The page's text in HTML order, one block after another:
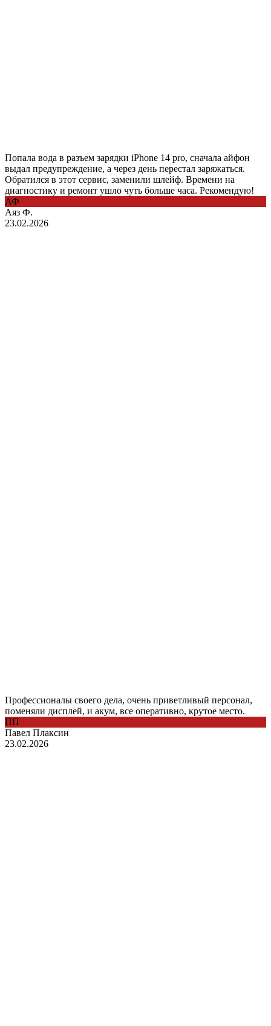
Попала вода в разъем зарядки iPhone 14 pro, сначала айфон
выдал предупреждение, а через день перестал заряжаться.
Обратился в этот сервис, заменили шлейф. Времени на
диагностику и ремонт ушло чуть больше часа. Рекомендую!
АФ
Аяз Ф.
23.02.2026
Профессионалы своего дела, очень приветливый персонал,
поменяли дисплей, и акум, все оперативно, крутое место.
ПП
Павел Плаксин
23.02.2026